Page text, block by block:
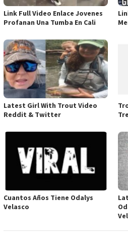
Link Full Video Enlace Jovenes
Profanan Una Tumba En Cali
Latest Girl With Trout Video
Reddit & Twitter
Cuantos Años Tiene Odalys
Velasco